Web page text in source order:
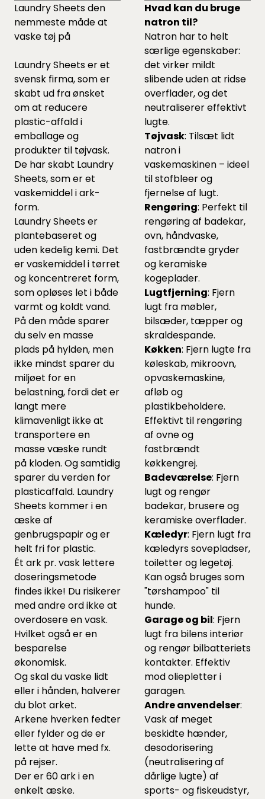
Laundry Sheets den
nemmeste måde at
vaske tøj på
Laundry Sheets er et
svensk firma, som er
skabt ud fra ønsket
om at reducere
plastic-affald i
emballage og
produkter til tøjvask.
De har skabt Laundry
Sheets, som er et
vaskemiddel i ark-
form.
Laundry Sheets er
plantebaseret og
uden kedelig kemi. Det
er vaskemiddel i tørret
og koncentreret form,
som opløses let i både
varmt og koldt vand.
På den måde sparer
du selv en masse
plads på hylden, men
ikke mindst sparer du
miljøet for en
belastning, fordi det er
langt mere
klimavenligt ikke at
transportere en
masse væske rundt
på kloden. Og samtidig
sparer du verden for
plasticaffald. Laundry
Sheets kommer i en
æske af
genbrugspapir og er
helt fri for plastic.
Ét ark pr. vask lettere
doseringsmetode
findes ikke! Du risikerer
med andre ord ikke at
overdosere en vask.
Hvilket også er en
besparelse
økonomisk.
Og skal du vaske lidt
eller i hånden, halverer
du blot arket.
Arkene hverken fedter
eller fylder og de er
lette at have med fx.
på rejser.
Der er 60 ark i en
enkelt æske.
Hvad kan du bruge
natron til?
Natron har to helt
særlige egenskaber:
det virker mildt
slibende uden at ridse
overflader, og det
neutraliserer effektivt
lugte.
Tøjvask: Tilsæt lidt
natron i
vaskemaskinen – ideel
til stofbleer og
fjernelse af lugt.
Rengøring: Perfekt til
rengøring af badekar,
ovn, håndvaske,
fastbrændte gryder
og keramiske
kogeplader.
Lugtfjerning: Fjern
lugt fra møbler,
bilsæder, tæpper og
skraldespande.
Køkken: Fjern lugte fra
køleskab, mikroovn,
opvaskemaskine,
afløb og
plastikbeholdere.
Effektivt til rengøring
af ovne og
fastbrændt
køkkengrej.
Badeværelse: Fjern
lugt og rengør
badekar, brusere og
keramiske overflader.
Kæledyr: Fjern lugt fra
kæledyrs sovepladser,
toiletter og legetøj.
Kan også bruges som
"tørshampoo" til
hunde.
Garage og bil: Fjern
lugt fra bilens interiør
og rengør bilbatteriets
kontakter. Effektiv
mod oliepletter i
garagen.
Andre anvendelser:
Vask af meget
beskidte hænder,
desodorisering
(neutralisering af
dårlige lugte) af
sports- og fiskeudstyr,